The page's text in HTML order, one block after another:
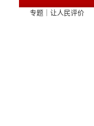
专题｜让人民评价